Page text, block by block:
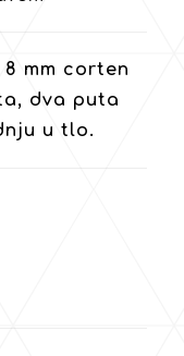
mm corten
dva puta
u tlo.